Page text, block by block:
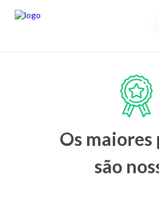
Os maiores
são